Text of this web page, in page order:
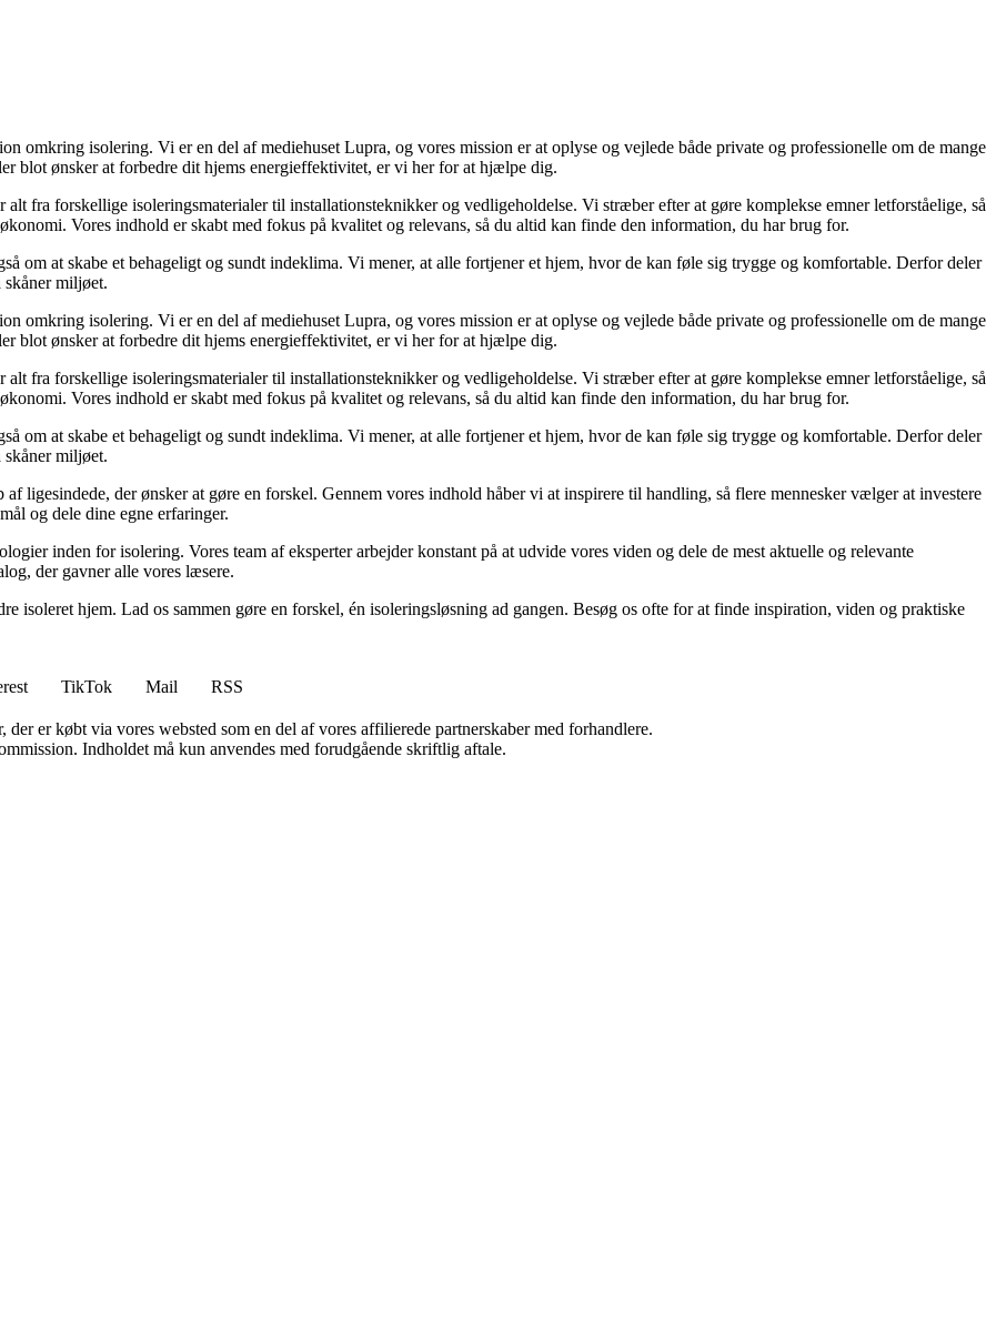
isolering. Vi er en del af mediehuset Lupra, og vores mission er at oplyse og vejlede både private og professionelle om de mange
blot ønsker at forbedre dit hjems energieffektivitet, er vi her for at hjælpe dig.
fra forskellige isoleringsmaterialer til installationsteknikker og vedligeholdelse. Vi stræber efter at gøre komplekse emner letforståelige, så
Vores indhold er skabt med fokus på kvalitet og relevans, så du altid kan finde den information, du har brug for.
om at skabe et behageligt og sundt indeklima. Vi mener, at alle fortjener et hjem, hvor de kan føle sig trygge og komfortable. Derfor deler
miljøet.
isolering. Vi er en del af mediehuset Lupra, og vores mission er at oplyse og vejlede både private og professionelle om de mange
blot ønsker at forbedre dit hjems energieffektivitet, er vi her for at hjælpe dig.
fra forskellige isoleringsmaterialer til installationsteknikker og vedligeholdelse. Vi stræber efter at gøre komplekse emner letforståelige, så
Vores indhold er skabt med fokus på kvalitet og relevans, så du altid kan finde den information, du har brug for.
om at skabe et behageligt og sundt indeklima. Vi mener, at alle fortjener et hjem, hvor de kan føle sig trygge og komfortable. Derfor deler
miljøet.
ligesindede, der ønsker at gøre en forskel. Gennem vores indhold håber vi at inspirere til handling, så flere mennesker vælger at investere
og dele dine egne erfaringer.
inden for isolering. Vores team af eksperter arbejder konstant på at udvide vores viden og dele de mest aktuelle og relevante
der gavner alle vores læsere.
isoleret hjem. Lad os sammen gøre en forskel, én isoleringsløsning ad gangen. Besøg os ofte for at finde inspiration, viden og praktiske
TikTok Mail
RSS
er købt via vores websted som en del af vores affilierede partnerskaber med forhandlere.
Indholdet må kun anvendes med forudgående skriftlig aftale.